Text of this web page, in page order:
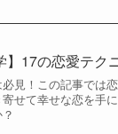
】17の恋愛テ
見！この記事では
せて幸せな恋を手